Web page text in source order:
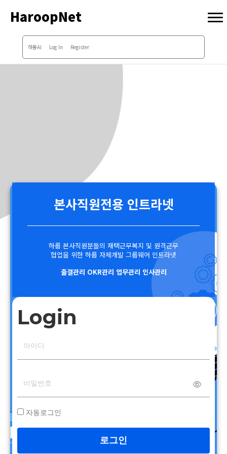
HaroopNet
하룹AI Log In Register
Login
자동로그인
로그인
본사직원전용 인트라넷
하룹 본사직원분들의 재택근무복지 및 원격근무
협업을 위한 하룹 자체개발 그룹웨어 인트라넷
출결관리 OKR관리 업무관리 인사관리